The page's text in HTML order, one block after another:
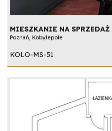
MIESZKANIE NA SPRZEDAŻ
Poznań, Kobylepole
KOLO-MS-51